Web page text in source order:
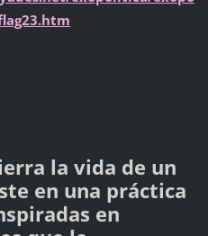
la vida de un
en una práctica
en